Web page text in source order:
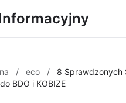
/ eco /
8 Sprawdzonych
BDO i KOBIZE